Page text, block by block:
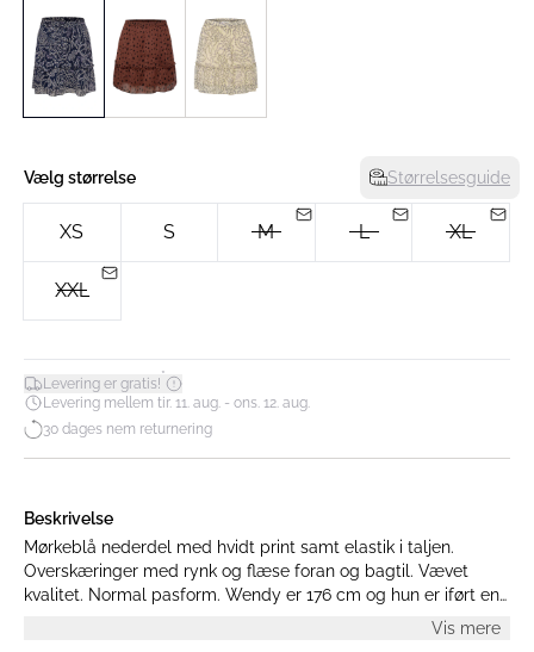
Vælg størrelse Størrelsesguide
XS S M L XL
XXL
Levering er gratis!*
Levering mellem tir. 11. aug. - ons. 12. aug.
30 dages nem returnering
Beskrivelse
Mørkeblå nederdel med hvidt print samt elastik i taljen.
Overskæringer med rynk og flæse foran og bagtil. Vævet
kvalitet. Normal pasform. Wendy er 176 cm og hun er iført en
Vis mere